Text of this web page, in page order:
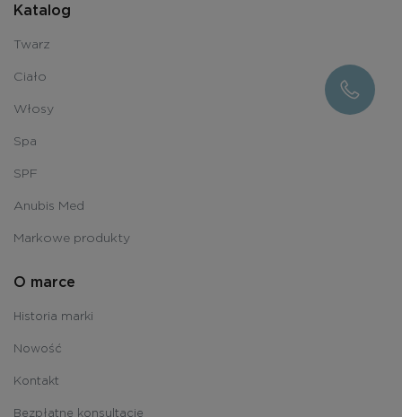
Katalog
Twarz
Ciało
Włosy
Spa
SPF
Anubis Med
Markowe produkty
O marce
Historia marki
Nowość
Kontakt
Bezpłatne konsultacje